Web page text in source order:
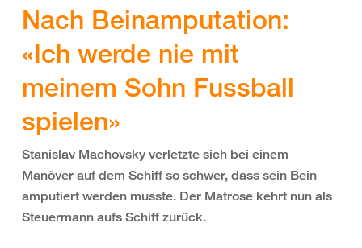
Nach Beinamputation:
«Ich werde nie mit
meinem Sohn Fussball
spielen»
Stanislav Machovsky verletzte sich bei einem
Manöver auf dem Schiff so schwer, dass sein Bein
amputiert werden musste. Der Matrose kehrt nun als
Steuermann aufs Schiff zurück.